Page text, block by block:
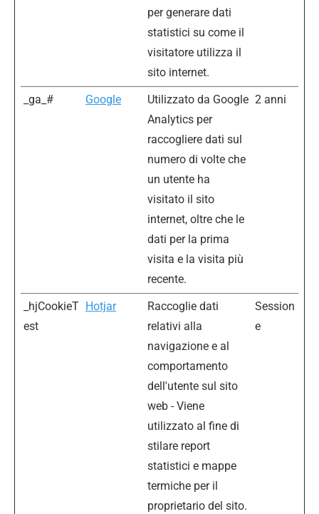
per generare dati
statistici su come il
visitatore utilizza il
sito internet.
_ga_# Google
Utilizzato da Google
Analytics per
raccogliere dati sul
numero di volte che
un utente ha
visitato il sito
internet, oltre che le
dati per la prima
visita e la visita più
recente.
2 anni
_hjCookieT
est
Hotjar
Raccoglie dati
relativi alla
navigazione e al
comportamento
dell'utente sul sito
web - Viene
utilizzato al fine di
stilare report
statistici e mappe
termiche per il
proprietario del sito.
Session
e